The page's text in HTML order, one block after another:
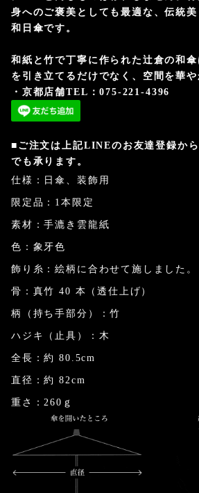
身へのご褒美としても最適な、伝統
和日傘です。
和紙と竹で丁寧に作られた辻倉の和
を引き立てるだけでなく、空間を華や
・京都店舗TEL：075-221-4396
■ご注文は上記LINEのお友達登録か
でも承ります。
仕様：日傘、装飾用
限定品：1本限定
素材：手漉き雲龍紙
色：象牙色
飾り糸：絵柄に合わせて施しました。
骨：真竹 40 本（透仕上げ）
柄（持ち手部分）：竹
ハジキ（止具）：木
全長：約 80.5cm
直径：約 82cm
重さ：260ｇ